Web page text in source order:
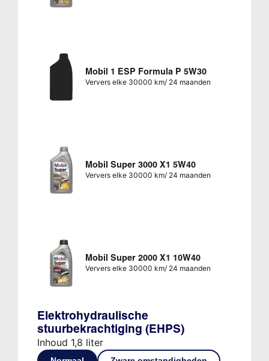
Mobil 1 ESP Formula P 5W30
Ververs elke 30000 km/ 24 maanden
Mobil Super 3000 X1 5W40
Ververs elke 30000 km/ 24 maanden
Mobil Super 2000 X1 10W40
Ververs elke 30000 km/ 24 maanden
Elektrohydraulische
stuurbekrachtiging (EHPS)
Inhoud 1,8 liter